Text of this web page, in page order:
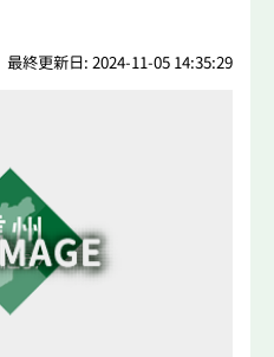
最終更新日: 2024-11-05 14:35:29